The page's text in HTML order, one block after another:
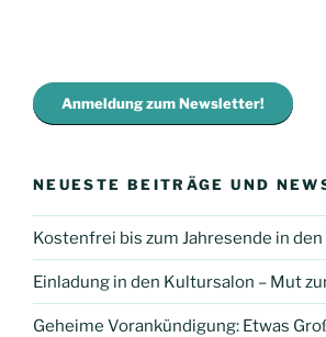
Anmeldung zum Newsletter!
NEUESTE BEITRÄGE UND
Kostenfrei bis zum Jahresende in
Einladung in den Kultursalon – Mut
Geheime Vorankündigung: Etwas